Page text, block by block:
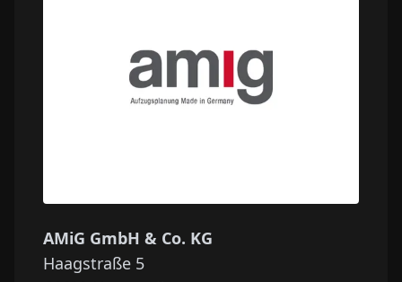
AMiG GmbH & Co. KG
Haagstraße 5